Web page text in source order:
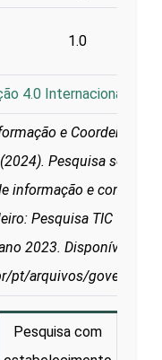
1.0
4.0 Internacional (CC
e Coordenação
Pesquisa sobre o
informação e
Pesquisa TIC
2023. Disponível em:
pt/arquivos/governo/
Pesquisa com